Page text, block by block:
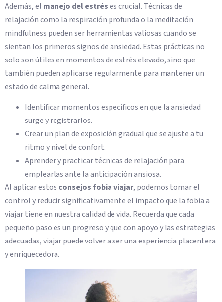
Además, el manejo del estréses crucial. Técnicas de
relajación como la respiración profunda o la meditación
mindfulness pueden ser herramientas valiosas cuando se
sientan los primeros signos de ansiedad. Estas prácticas no
solo son útiles en momentos de estrés elevado, sino que
también pueden aplicarse regularmente para mantener un
estado de calma general.
Identificar momentos específicos en que la ansiedad
surge y registrarlos.
Crear un plan de exposición gradual que se ajuste a tu
ritmo y nivel de confort.
Aprender y practicar técnicas de relajación para
emplearlas ante la anticipación ansiosa.
Al aplicar estos consejos fobia viajar, podemos tomar el
control y reducir significativamente el impacto que la fobia a
viajar tiene en nuestra calidad de vida. Recuerda que cada
pequeño paso es un progreso y que con apoyo y las estrategias
adecuadas, viajar puede volver a ser una experiencia placentera
y enriquecedora.